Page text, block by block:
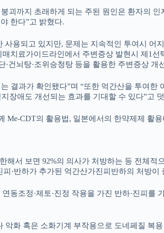
괴까지 초래하게 되는 주된 원인은 환자의
한다”고 밝혔다.
용되고 있지만, 문제는 지속적인 투여시 어
치료가이드라인에서 주변증상 발현시 제1
·건뇌탕·조위승청탕 등을 활용한 주변증상
결과가 확인됐다”며 “또한 억간산을 투여한
장애도 개선되는 효과를 기대할 수 있다”고
CDT의 활용법, 일본에서의 한약제제 활
서 보면 92%의 의사가 처방하는 등 전체적
·반하가 추가된 억간산가진피반하의 처방이
동조정·제토·진정 작용을 가진 반하·진피를
화 혹은 소화기계 부작용으로 도네페질 복